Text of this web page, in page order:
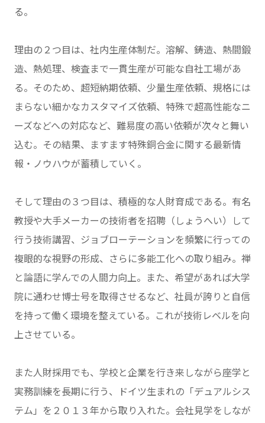
る。
理由の２つ目は、社内生産体制だ。溶解、鋳造、熱間鍛
造、熱処理、検査まで一貫生産が可能な自社工場があ
る。そのため、超短納期依頼、少量生産依頼、規格には
まらない細かなカスタマイズ依頼、特殊で超高性能なニ
ーズなどへの対応など、難易度の高い依頼が次々と舞い
込む。その結果、ますます特殊銅合金に関する最新情
報・ノウハウが蓄積していく。
そして理由の３つ目は、積極的な人財育成である。有名
教授や大手メーカーの技術者を招聘（しょうへい）して
行う技術講習、ジョブローテーションを頻繁に行っての
複眼的な視野の形成、さらに多能工化への取り組み。禅
と論語に学んでの人間力向上。また、希望があれば大学
院に通わせ博士号を取得させるなど、社員が誇りと自信
を持って働く環境を整えている。これが技術レベルを向
上させている。
また人財採用でも、学校と企業を行き来しながら座学と
実務訓練を長期に行う、ドイツ生まれの「デュアルシス
テム」を２０１３年から取り入れた。会社見学をしなが